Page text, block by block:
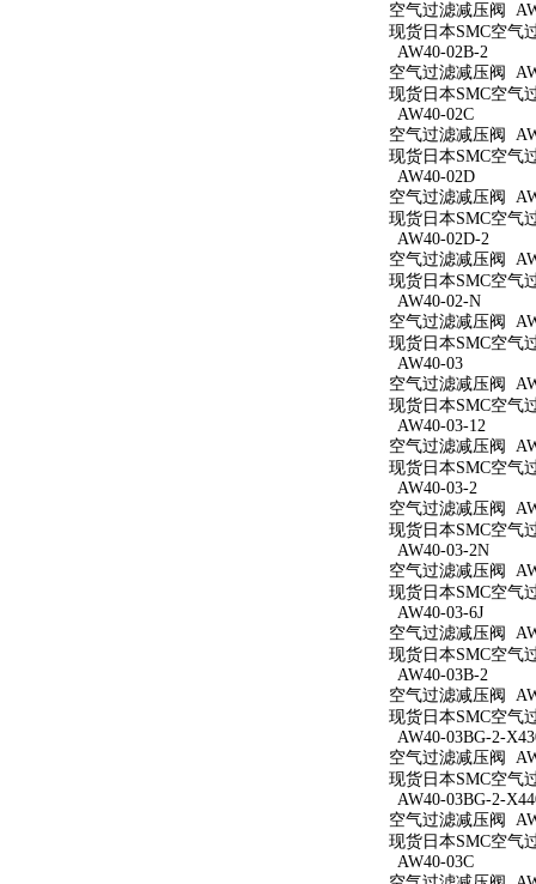
空气过滤减压阀
现货日本SMC空气
AW40-02B-2
空气过滤减压阀
现货日本SMC空气
AW40-02C
空气过滤减压阀
现货日本SMC空气
AW40-02D
空气过滤减压阀
现货日本SMC空气
AW40-02D-2
空气过滤减压阀
现货日本SMC空气
AW40-02-N
空气过滤减压阀
现货日本SMC空气
AW40-03
空气过滤减压阀
现货日本SMC空气
AW40-03-12
空气过滤减压阀
现货日本SMC空气
AW40-03-2
空气过滤减压阀
现货日本SMC空气
AW40-03-2N
空气过滤减压阀
现货日本SMC空气
AW40-03-6J
空气过滤减压阀
现货日本SMC空气
AW40-03B-2
空气过滤减压阀
现货日本SMC空气
AW40-03BG-2-
空气过滤减压阀
现货日本SMC空气
AW40-03BG-2-
空气过滤减压阀
现货日本SMC空气
AW40-03C